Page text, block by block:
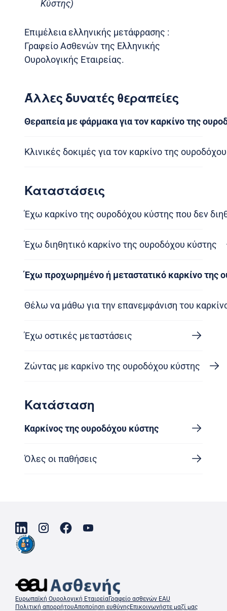
Κύστης)
Επιμέλεια ελληνικής μετάφρασης :
Γραφείο Ασθενών της Ελληνικής
Ουρολογικής Εταιρείας.
Άλλες δυνατές θεραπείες
Θεραπεία με φάρμακα για τον καρκίνο της
Κλινικές δοκιμές για τον καρκίνο της
Καταστάσεις
Έχω καρκίνο της ουροδόχου κύστης που δεν
Έχω διηθητικό καρκίνο της ουροδόχου κύστης
Έχω προχωρημένο ή μεταστατικό καρκίνο της
Θέλω να μάθω για την επανεμφάνιση του
Έχω οστικές μεταστάσεις
Ζώντας με καρκίνο της ουροδόχου κύστης
Κατάσταση
Καρκίνος της ουροδόχου κύστης
Όλες οι παθήσεις
Ευρωπαϊκή Ουρολογική ΕταιρείαΓραφείο ασθενών EAU
Πολιτική απορρήτουΑποποίηση ευθύνηςΕπικοινωνήστε μαζί μας